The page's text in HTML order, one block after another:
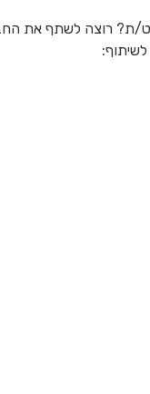
ת? רוצה לשתף את